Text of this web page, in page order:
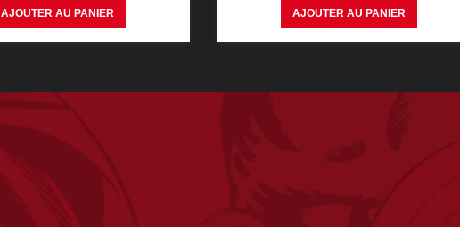
AJOUTER AU PANIER AJOUTER AU PANIER